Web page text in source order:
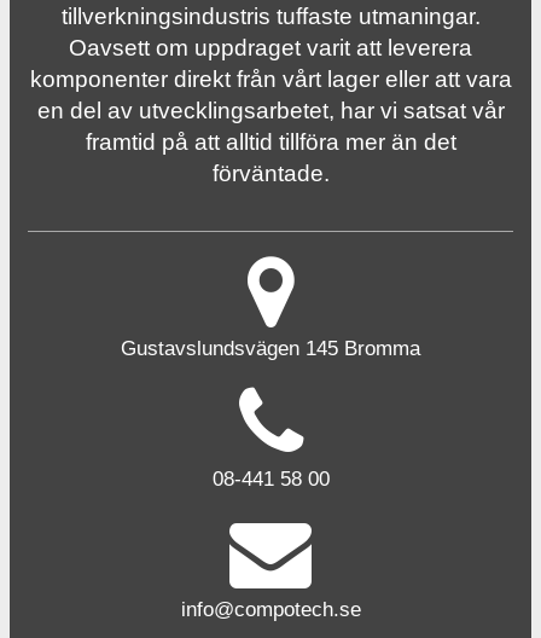
tillverknings­industris tuffaste utmaningar.
Oavsett om uppdraget varit att leverera
komponenter direkt från vårt lager eller att vara
en del av utvecklingsarbetet, har vi satsat vår
framtid på att alltid tillföra mer än det
förväntade.
Gustavslundsvägen 145 Bromma
08-441 58 00
info@compotech.se